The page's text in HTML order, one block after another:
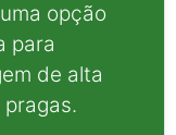
opção
para
de alta